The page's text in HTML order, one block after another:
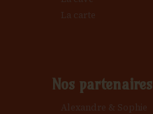
La carte
Nos partenaires
Alexandre & Sophie